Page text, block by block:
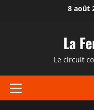
8 août
La
Le circuit
Menu